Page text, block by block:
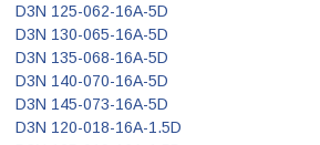
D3N 125-062-16A-5D
D3N 130-065-16A-5D
D3N 135-068-16A-5D
D3N 140-070-16A-5D
D3N 145-073-16A-5D
D3N 120-018-16A-1.5D